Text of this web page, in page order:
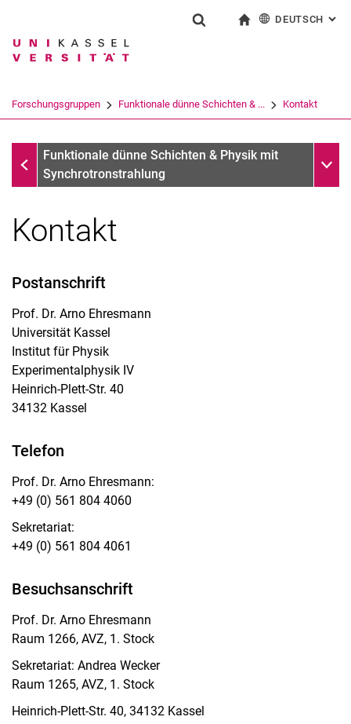
Springe direkt zu: Inhalt
Springe direkt zu: Suche
Springe direkt zu:
Suchbegriff
Suchen (öffnet externen Link in einem
DEUTSCH :
Forschungsgruppen Funktionale dünne Schichten & ... Kontakt
Forschungsgruppen
Funktionale dünne Schichten & Physik mit
Synchrotronstrahlung
Kontakt
Postanschrift
Prof. Dr. Arno Ehresmann
Universität Kassel
Institut für Physik
Experimentalphysik IV
Heinrich-Plett-Str. 40
34132 Kassel
Telefon
Prof. Dr. Arno Ehresmann:
+49 (0) 561 804 4060
Sekretariat:
+49 (0) 561 804 4061
Besuchsanschrift
Prof. Dr. Arno Ehresmann
Raum 1266, AVZ, 1. Stock
Sekretariat: Andrea Wecker
Raum 1265, AVZ, 1. Stock
Heinrich-Plett-Str. 40, 34132 Kassel